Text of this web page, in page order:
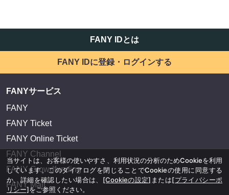
FANY IDとは
FANY IDに登録・ログインする
FANYサービス
FANY
FANY Ticket
FANY Online Ticket
FANY Channel
FANY Crowdfunding
FANY Mall
当サイトは、お客様の使いやすさ、利用状況の分析のためCookieを利用
しています。このダイアログを閉じることでCookieの使用に同意する
か、詳細を確認したい場合は、 [Cookieの設定] または[プライバシーポ
リシー]をご参照ください。